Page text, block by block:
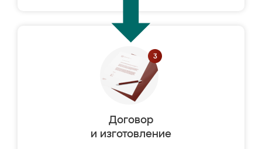
Договор
и изготовление